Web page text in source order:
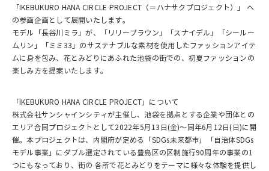
「IKEBUKURO HANA CIRCLE PROJECT（＝ハナサクプロジェクト）」 へ
の参画企画として展開いたします。
モデル「長谷川ミラ」が、「リリーブラウン」「スナイデル」「シールー
ムリン」「ミミ33」のサステナブルな素材を使用したファッションアイテ
ムに身を包み、花とみどりにあふれた池袋の街での、初夏ファッションの
楽しみ方を提案いたします。
「IKEBUKURO HANA CIRCLE PROJECT」について
株式会社サンシャインシティが主催し、池袋を拠点とする企業や団体との
エリア合同プロジェクトとして2022年5月13日(金)～同年6月12日(日)に開
催。本プロジェクトは、内閣府が定める「SDGs未来都市」「自治体SDGs
モデル事業」にダブル選定されている豊島区の区制施行90周年の事業の1
つにもなっており、街の 各所で花とみどりをテーマに様々な体験を提供し